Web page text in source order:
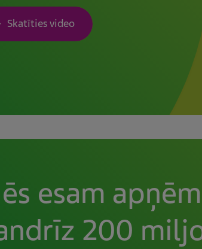
Skatīties video
esam
200